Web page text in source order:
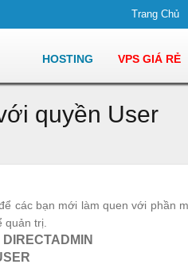
Trang Chủ
HOSTING VPS GIÁ RẺ
quyền User
các bạn mới làm quen với phần
quản trị.